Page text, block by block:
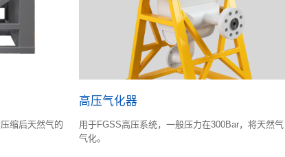
缩后天然气的
高压气化器
用于FGSS高压系统，一般压力在300Bar，将天然气
气化。